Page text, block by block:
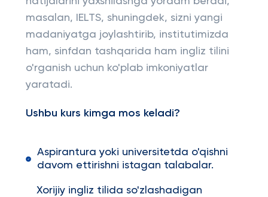
masalan, IELTS, shuningdek, sizni yangi
madaniyatga joylashtirib, institutimizda
ham, sinfdan tashqarida ham ingliz tilini
o'rganish uchun ko'plab imkoniyatlar
yaratadi.
Ushbu kurs kimga mos keladi?
Aspirantura yoki universitetda o'qishni
davom ettirishni istagan talabalar.
Xorijiy ingliz tilida so'zlashadigan